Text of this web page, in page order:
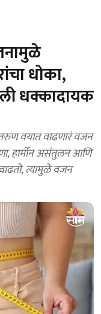
धोका,
धक्कादायक
वयात वाढणारं वजन
हार्मोन असंतुलन आणि
त्यामुळे वजन